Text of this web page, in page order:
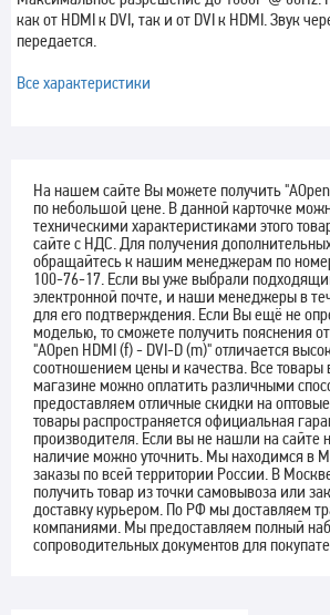
как от HDMI к DVI, так и от DVI к HDMI. Звук
передается.
Все характеристики
На нашем сайте Вы можете получить
по небольшой цене. В данной карточке
техническими характеристиками этого
сайте с НДС. Для получения
обращайтесь к нашим менеджерам по
100-76-17. Если вы уже выбрали
электронной почте, и наши менеджеры в
для его подтверждения. Если Вы ещё не
моделью, то сможете получить пояснения
"AOpen HDMI (f) - DVI-D (m)" отличается
соотношением цены и качества. Все товары
магазине можно оплатить различными
предоставляем отличные скидки на
товары распространяется официальная
производителя. Если вы не нашли на сайте
наличие можно уточнить. Мы находимся в
заказы по всей территории России. В
получить товар из точки самовывоза или
доставку курьером. По РФ мы доставляем
компаниями. Мы предоставляем полный
сопроводительных документов для